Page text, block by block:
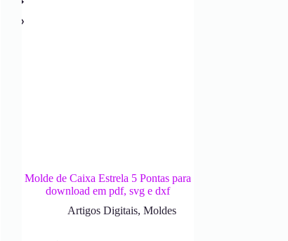
Molde de Caixa Estrela 5 Pontas para
download em pdf, svg e dxf
Artigos Digitais, Moldes